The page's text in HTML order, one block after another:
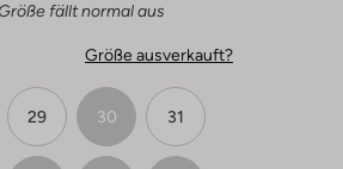
fällt normal aus
Größe ausverkauft?
29 30 31